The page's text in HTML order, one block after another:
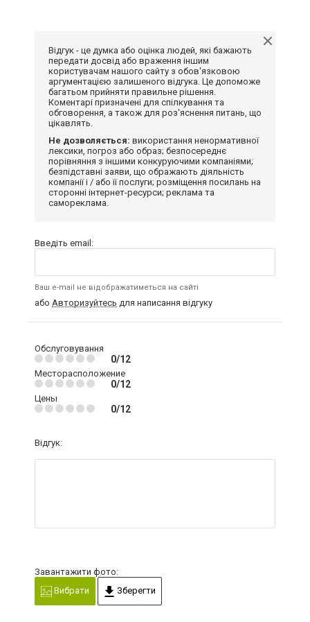
Відгук - це думка або оцінка людей, які бажають
передати досвід або враження іншим
користувачам нашого сайту з обов'язковою
аргументацією залишеного відгука. Це допоможе
багатьом прийняти правильне рішення.
Коментарі призначені для спілкування та
обговорення, а також для роз'яснення питань, що
цікавлять.
Не дозволяється: використання ненормативної
лексики, погроз або образ; безпосереднє
порівняння з іншими конкуруючими компаніями;
безпідставні заяви, що ображають діяльність
компанії і / або її послуги; розміщення посилань на
сторонні інтернет-ресурси; реклама та
самореклама.
Введіть email:
Ваш e-mail не відображатиметься на сайті
або Авторизуйтесь для написання відгуку
Обслуговування
0/12
Месторасположение
0/12
Цены
0/12
Відгук:
Завантажити фото:
Вибрати
Зберегти